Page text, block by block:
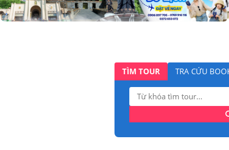
TÌM TOUR TRA CỨU
Tìm
kiếm: